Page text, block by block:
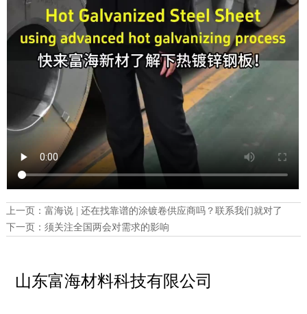
上一页： 富海说 | 还在找靠谱的涂镀卷供应商吗？联系我们就对了
下一页： 须关注全国两会对需求的影响
山东富海材料科技有限公司